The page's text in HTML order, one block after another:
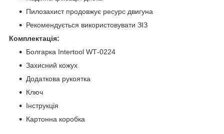
Пилозахист продовжує ресурс двигуна
Рекомендується використовувати ЗІЗ
Комплектація:
Болгарка Intertool WT‑0224
Захисний кожух
Додаткова рукоятка
Ключ
Інструкція
Картонна коробка